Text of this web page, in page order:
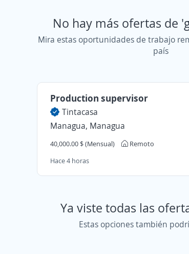
No hay más ofertas de
Mira estas oportunidades de trabajo
país
Production supervisor
Tintacasa
Managua, Managua
40,000.00 $ (Mensual)
Remoto
Hace 4 horas
Ya viste todas las
Estas opciones también